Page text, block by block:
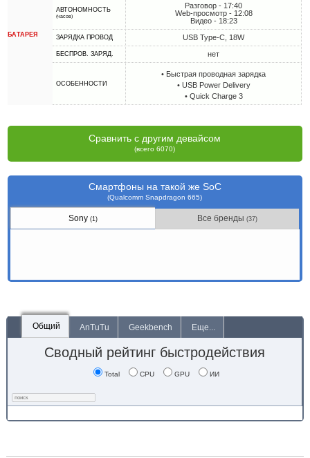
БАТАРЕЯ
АВТОНОМНОСТЬ
(часов)
Разговор - 17:40
Web-просмотр - 12:08
Видео - 18:23
ЗАРЯДКА ПРОВОД USB Type-C, 18W
БЕСПРОВ. ЗАРЯД. нет
ОСОБЕННОСТИ
• Быстрая проводная зарядка
• USB Power Delivery
• Quick Charge 3
Сравнить с другим девайсом
(всего 6070)
Смартфоны на такой же SoC
(Qualcomm Snapdragon 665)
Sony(1) Все бренды(37)
Общий AnTuTu Geekbench Еще...
Сводный рейтинг быстродействия
Total CPU GPU ИИ